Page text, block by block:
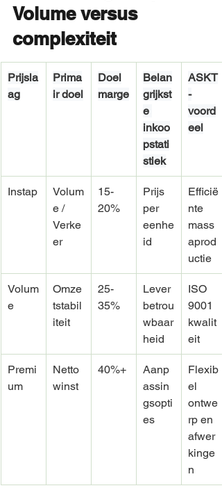
Volume versus
complexiteit
Prijsla
ag
Prima
ir doel
Doel
marge
Belan
grijkst
e
inkoo
pstati
stiek
ASKT
-
voord
eel
Instap
Volum
e /
Verke
er
15-
20%
Prijs
per
eenhe
id
Efficië
nte
mass
aprod
uctie
Volum
e
Omze
tstabil
iteit
25-
35%
Lever
betrou
wbaar
heid
ISO
9001
kwalit
eit
Premi
um
Netto
winst
40%+
Aanp
assin
gsopti
es
Flexib
el
ontwe
rp en
afwer
kinge
n